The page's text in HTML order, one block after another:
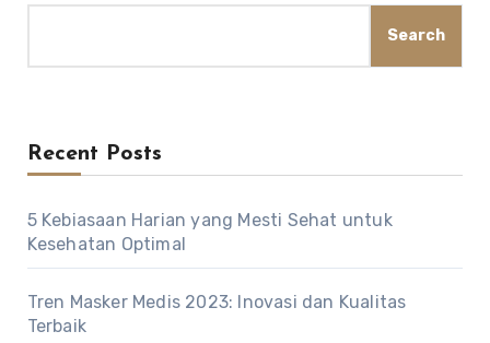
Search
Recent Posts
5 Kebiasaan Harian yang Mesti Sehat untuk
Kesehatan Optimal
Tren Masker Medis 2023: Inovasi dan Kualitas
Terbaik